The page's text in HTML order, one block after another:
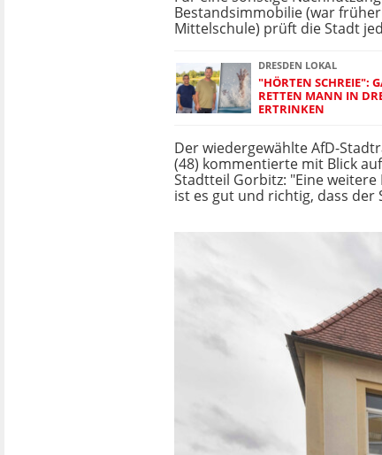
Bestandsimmobilie (war
Mittelschule) prüft die Stadt
DRESDEN LOKAL
"HÖRTEN SCHREIE":
RETTEN MANN IN
ERTRINKEN
Der wiedergewählte AfD-
(48) kommentierte mit Blick
Stadtteil Gorbitz: "Eine
ist es gut und richtig, dass